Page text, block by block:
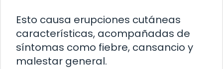
Esto causa erupciones cutáneas
características, acompañadas de
síntomas como fiebre, cansancio y
malestar general.